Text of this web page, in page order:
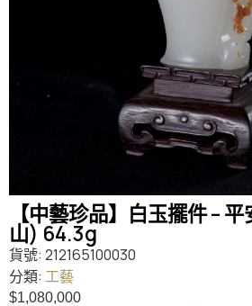
【中藝珍品】白玉擺件 –
山) 64.3g
貨號: 212165100030
分類: 工藝
$1,080,000